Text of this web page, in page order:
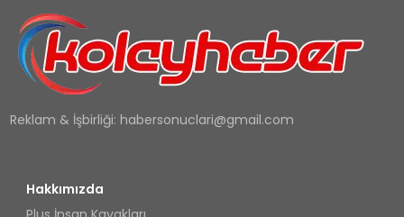
Reklam & İşbirliği: habersonuclari@gmail.com
Hakkımızda